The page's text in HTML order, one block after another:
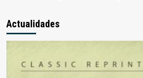
Actualidades